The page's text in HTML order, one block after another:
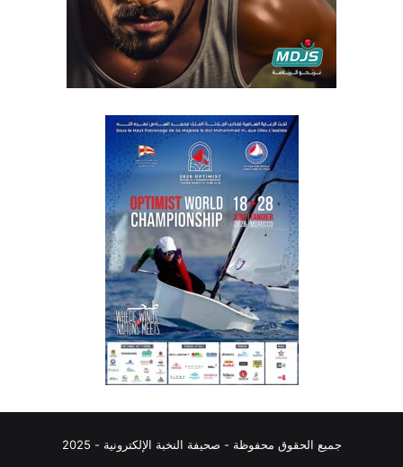
جميع الحقوق محفوظة - صحيفة النخبة الإلكترونية - 2025